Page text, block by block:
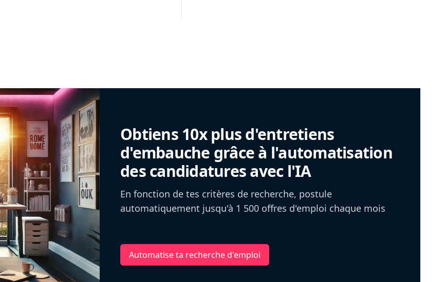
Obtiens 10x plus d'entretiens
d'embauche grâce à l'automatisation
des candidatures avec l'IA
En fonction de tes critères de recherche, postule
automatiquement jusqu'à 1 500 offres d'emploi chaque mois
Automatise ta recherche d'emploi